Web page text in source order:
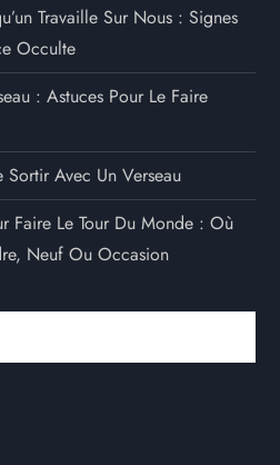
Travaille Sur Nous : Signes
Occulte
: Astuces Pour Le Faire
Avec Un Verseau
Faire Le Tour Du Monde : Où
Neuf Ou Occasion